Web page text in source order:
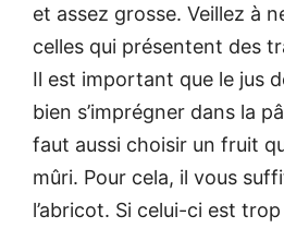
et assez grosse. Veillez à
celles qui présentent des
Il est important que le jus
bien s’imprégner dans la
faut aussi choisir un fruit
mûri. Pour cela, il vous
l’abricot. Si celui-ci est